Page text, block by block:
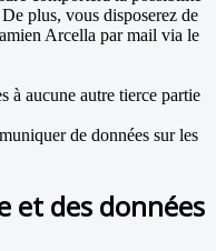
plus, vous disposerez de
Arcella par mail via le
à aucune autre tierce partie
de données sur les
et des données